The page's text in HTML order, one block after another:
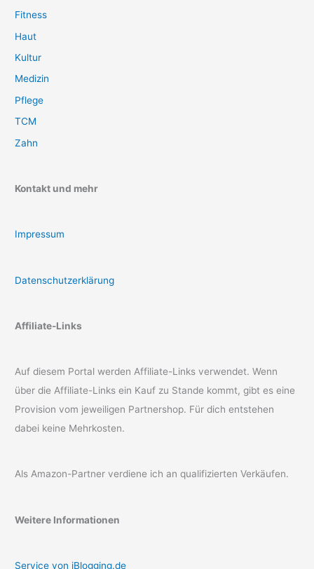
Fitness
Haut
Kultur
Medizin
Pflege
TCM
Zahn
Kontakt und mehr
Impressum
Datenschutzerklärung
Affiliate-Links
Auf diesem Portal werden Affiliate-Links verwendet. Wenn
über die Affiliate-Links ein Kauf zu Stande kommt, gibt es eine
Provision vom jeweiligen Partnershop. Für dich entstehen
dabei keine Mehrkosten.
Als Amazon-Partner verdiene ich an qualifizierten Verkäufen.
Weitere Informationen
Service von iBlogging.de